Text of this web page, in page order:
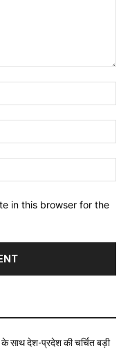
in this browser for the
साथ देश-प्रदेश की चर्चित बड़ी